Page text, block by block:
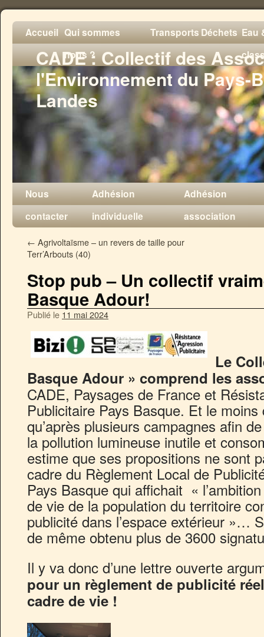
CADE : Collectif des
l'Environnement du Pays-
Landes
Accueil Qui sommes
nous ?
TransportsDéchets Eau
Nous
contacter
Adhésion
individuelle
Adhésion
association
← Agrivoltaïsme – un revers de taille pour
Terr’Arbouts (40)
Stop pub – Un collectif
Basque Adour!
Publié le 11 mai 2024
Le
Basque Adour » comprend les
CADE, Paysages de France et
Publicitaire Pays Basque. Et le moins
qu’après plusieurs campagnes afin
la pollution lumineuse inutile et
estime que ses propositions ne sont
cadre du Règlement Local de
Pays Basque qui affichait «
de vie de la population du territoire
publicité dans l’espace extérieur »…
de même obtenu plus de 3600
Il y va donc d’une lettre ouverte
pour un règlement de publicité
cadre de vie !